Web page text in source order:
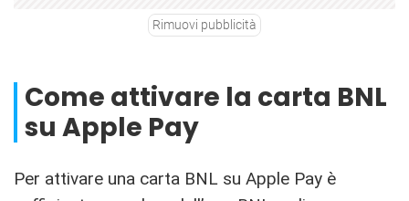
Rimuovi pubblicità
Come attivare la carta BNL
su Apple Pay
Per attivare una carta BNL su Apple Pay è